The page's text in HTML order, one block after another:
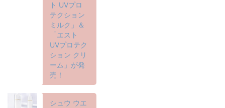
ト UVプロ
テクション
ミルク」＆
「エスト
UVプロテク
ション クリ
ーム」が発
売！
シュウ ウエ